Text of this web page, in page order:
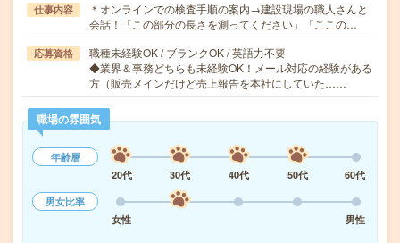
仕事内容
＊オンラインでの検査手順の案内→建設現場の職人さんと
会話！「この部分の長さを測ってください」「ここの…
応募資格
職種未経験OK / ブランクOK / 英語力不要
◆業界＆事務どちらも未経験OK！メール対応の経験がある
方（販売メインだけど売上報告を本社にしていた……
職場の雰囲気
年齢層
20代
30代 40代 50代
60代
男女比率
女性
男性